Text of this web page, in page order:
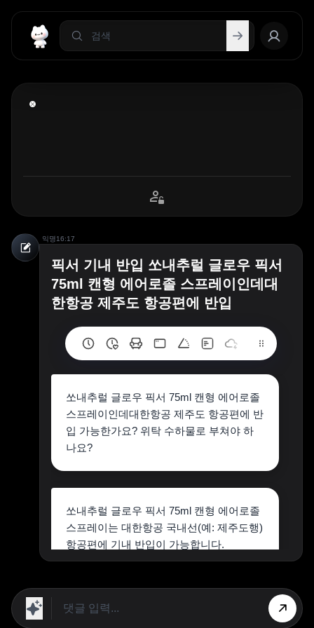
익명16:17
픽서 기내 반입 쏘내추럴 글로우 픽서
75ml 캔형 에어로졸 스프레이인데대
한항공 제주도 항공편에 반입
쏘내추럴 글로우 픽서 75ml 캔형 에어로졸
스프레이인데대한항공 제주도 항공편에 반
입 가능한가요? 위탁 수하물로 부쳐야 하
나요?
쏘내추럴 글로우 픽서 75ml 캔형 에어로졸
스프레이는 대한항공 국내선(예: 제주도행)
항공편에 기내 반입이 가능합니다.
상단 광고의 [X] 버튼을 누르면 내용이 보입니다